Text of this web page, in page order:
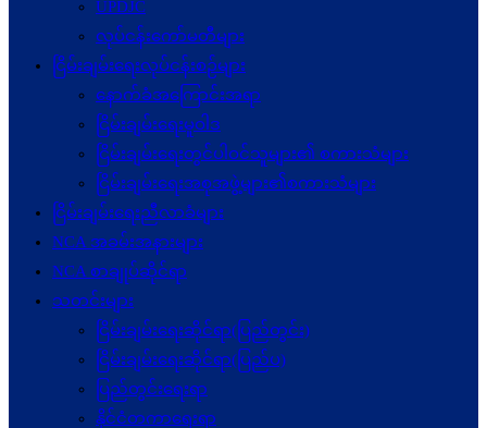
UPDJC
လုပ်ငန်းကော်မတီများ
ငြိမ်းချမ်းရေးလုပ်ငန်းစဉ်များ
နောက်ခံအကြောင်းအရာ
ငြိမ်းချမ်းရေးမူဝါဒ
ငြိမ်းချမ်းရေးတွင်ပါဝင်သူများ၏ စကားသံများ
ငြိမ်းချမ်းရေးအစုအဖွဲ့များ၏စကားသံများ
ငြိမ်းချမ်းရေးညီလာခံများ
NCA အခမ်းအနားများ
NCA စာချုပ်ဆိုင်ရာ
သတင်းများ
ငြိမ်းချမ်းရေးဆိုင်ရာ(ပြည်တွင်း)
ငြိမ်းချမ်းရေးဆိုင်ရာ(ပြည်ပ)
ပြည်တွင်းရေးရာ
နိုင်ငံတကာရေးရာ